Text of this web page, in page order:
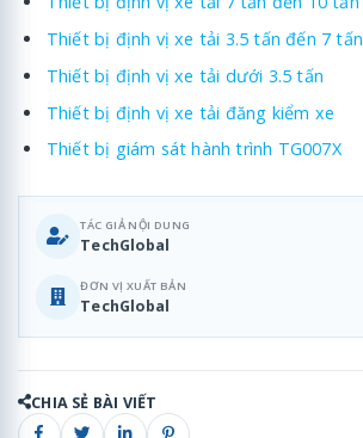
Thiết bị định vị xe tải 3.5 tấn đến 7 tấn
Thiết bị định vị xe tải dưới 3.5 tấn
Thiết bị định vị xe tải đăng kiểm xe
Thiết bị giám sát hành trình TG007X
TÁC GIẢ NỘI DUNG
TechGlobal
ĐƠN VỊ XUẤT BẢN
TechGlobal
CHIA SẺ BÀI VIẾT